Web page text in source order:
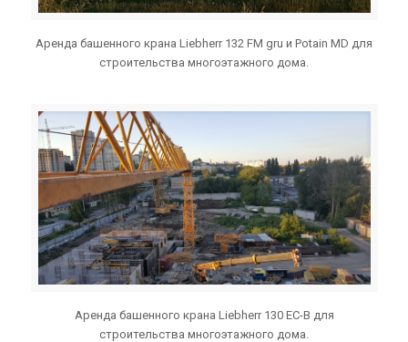
Аренда башенного крана Liebherr 132 FM gru и Potain MD для
строительства многоэтажного дома.
Аренда башенного крана Liebherr 130 EC-B для
строительства многоэтажного дома.